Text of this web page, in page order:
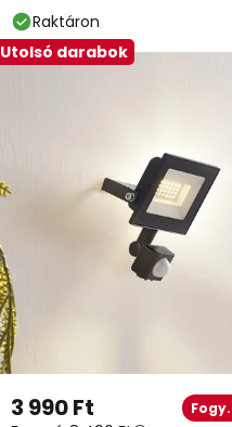
Raktáron
Utolsó darabok
3 990 Ft